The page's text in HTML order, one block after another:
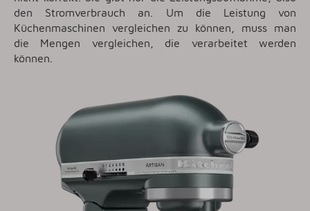
den Stromverbrauch an. Um die Leistung von
Küchenmaschinen vergleichen zu können, muss man
die Mengen vergleichen, die verarbeitet werden
können.